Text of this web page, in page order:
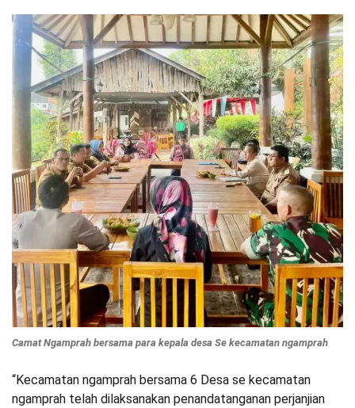
Camat Ngamprah bersama para kepala desa Se kecamatan ngamprah
“Kecamatan ngamprah bersama 6 Desa se kecamatan
ngamprah telah dilaksanakan penandatanganan perjanjian